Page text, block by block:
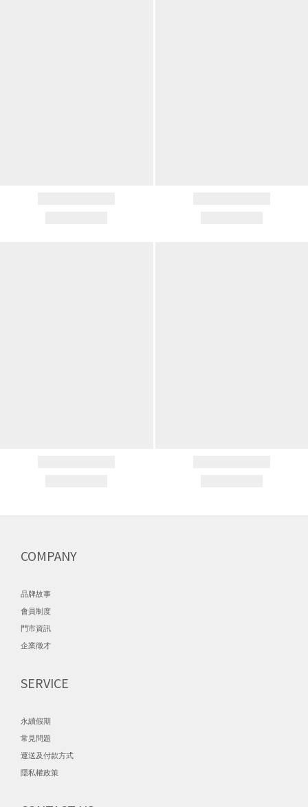
COMPANY
品牌故事
會員制度
門市資訊
企業徵才
SERVICE
永續假期
常見問題
運送及付款方式
隱私權政策